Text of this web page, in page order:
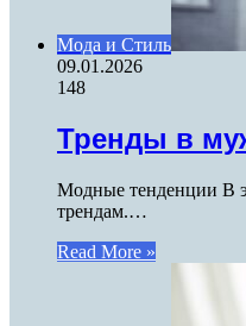
Мода и Стиль
09.01.2026
148
Тренды в
Модные тенденции В
трендам.…
Read More »